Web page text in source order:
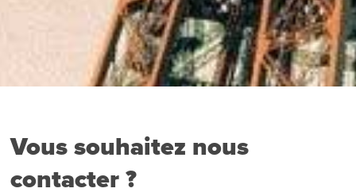
Vous souhaitez nous
contacter ?